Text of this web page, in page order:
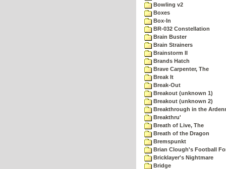
Bowling v2
Boxes
Box-In
BR-032 Constellation
Brain Buster
Brain Strainers
Brainstorm II
Brands Hatch
Brave Carpenter, The
Break It
Break-Out
Breakout (unknown 1)
Breakout (unknown 2)
Breakthrough in the
Breakthru'
Breath of Live, The
Breath of the Dragon
Bremspunkt
Brian Clough's Football
Bricklayer's Nightmare
Bridge